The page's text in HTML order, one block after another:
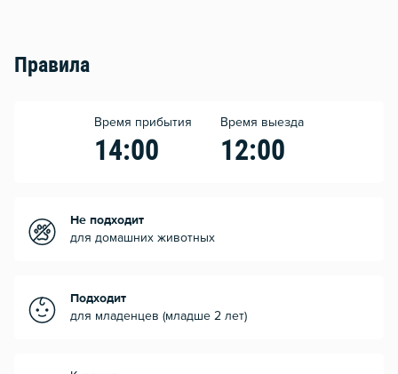
Правила
Время прибытия
14:00
Время выезда
12:00
Не подходит
для домашних животных
Подходит
для младенцев (младше 2 лет)